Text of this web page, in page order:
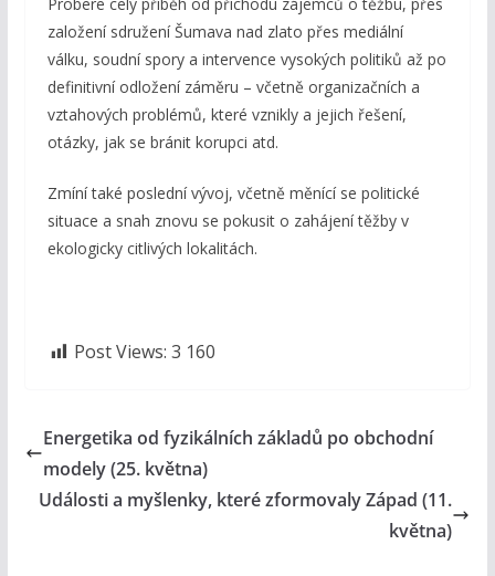
založení sdružení Šumava nad zlato přes mediální
válku, soudní spory a intervence vysokých politiků až po
definitivní odložení záměru – včetně organizačních a
vztahových problémů, které vznikly a jejich řešení,
otázky, jak se bránit korupci atd.
Zmíní také poslední vývoj, včetně měnící se politické
situace a snah znovu se pokusit o zahájení těžby v
ekologicky citlivých lokalitách.
Post Views: 3 160
Energetika od fyzikálních základů po obchodní
modely (25. května)
Události a myšlenky, které zformovaly Západ (11.
května)